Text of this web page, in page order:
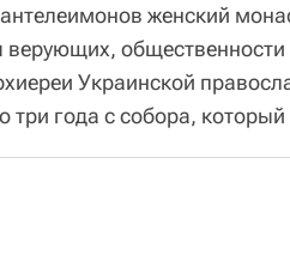
женский
верующих,
Украинской
три года с собора,